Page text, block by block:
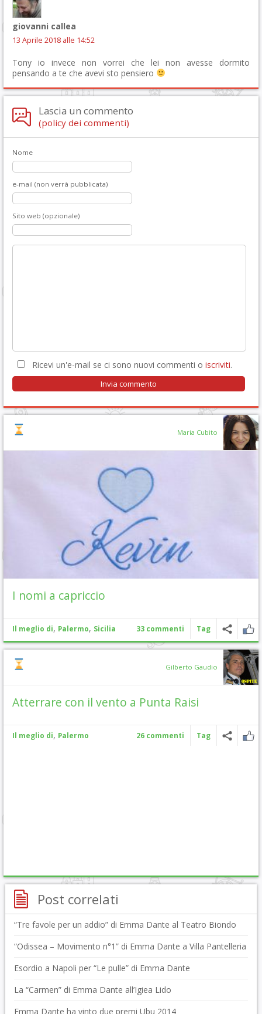
giovanni callea
13 Aprile 2018 alle 14:52
Tony io invece non vorrei che lei non avesse dormito
pensando a te che avevi sto pensiero
Lascia un commento
(policy dei commenti)
Nome
e-mail (non verrà pubblicata)
Sito web (opzionale)
Ricevi un'e-mail se ci sono nuovi commenti o iscriviti.
Maria Cubito
I nomi a capriccio
Il meglio di, Palermo, Sicilia 33 commenti Tag
Gilberto Gaudio
Atterrare con il vento a Punta Raisi
Il meglio di, Palermo 26 commenti Tag
Post correlati
“Tre favole per un addio” di Emma Dante al Teatro Biondo
“Odissea – Movimento n°1” di Emma Dante a Villa Pantelleria
Esordio a Napoli per “Le pulle” di Emma Dante
La “Carmen” di Emma Dante all’Igiea Lido
Emma Dante ha vinto due premi Ubu 2014